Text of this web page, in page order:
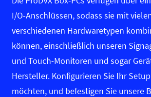
I/O-Anschlüssen, sodass sie mit
verschiedenen Hardwaretypen
können, einschließlich unseren
und Touch-Monitoren und sogar
Hersteller. Konfigurieren Sie Ihr
möchten, und befestigen Sie unsere